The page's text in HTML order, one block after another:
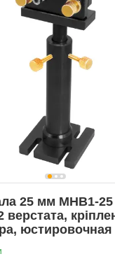
25 мм MHB1-
верстата,